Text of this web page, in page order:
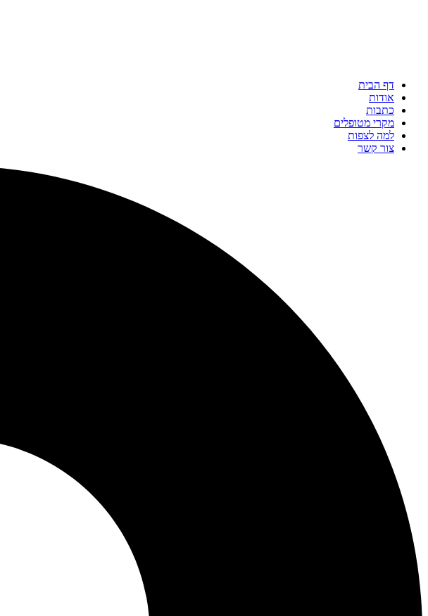
דף הבית
אודות
כתבות
מקרי מטופלים
למה לצפות
צור קשר